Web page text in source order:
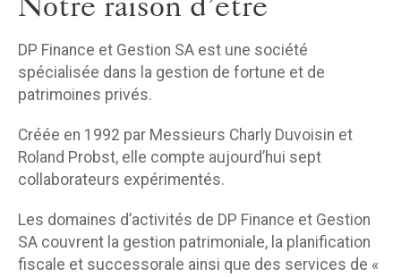
Notre raison d’être
DP Finance et Gestion SA est une société
spécialisée dans la gestion de fortune et de
patrimoines privés.
Créée en 1992 par Messieurs Charly Duvoisin et
Roland Probst, elle compte aujourd’hui sept
collaborateurs expérimentés.
Les domaines d’activités de DP Finance et Gestion
SA couvrent la gestion patrimoniale, la planification
fiscale et successorale ainsi que des services de «